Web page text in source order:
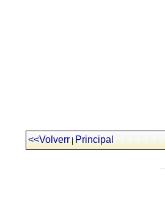
<<Volverr|Principal